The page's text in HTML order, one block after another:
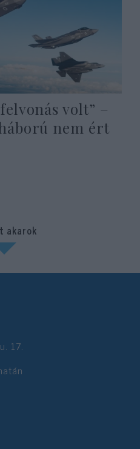
volt” –
nem ért
akarok
17.